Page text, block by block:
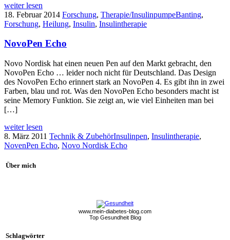
weiter lesen
18. Februar 2014 Forschung, Therapie/InsulinpumpeBanting,
Forschung, Heilung, Insulin, Insulintherapie
NovoPen Echo
Novo Nordisk hat einen neuen Pen auf den Markt gebracht, den
NovoPen Echo … leider noch nicht für Deutschland. Das Design
des NovoPen Echo erinnert stark an NovoPen 4. Es gibt ihn in zwei
Farben, blau und rot. Was den NovoPen Echo besonders macht ist
seine Memory Funktion. Sie zeigt an, wie viel Einheiten man bei
[…]
weiter lesen
8. März 2011 Technik & ZubehörInsulinpen, Insulintherapie,
NovenPen Echo, Novo Nordisk Echo
Über mich
www.mein-diabetes-blog.com
Top Gesundheit Blog
Schlagwörter